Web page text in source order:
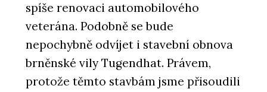
spíše renovaci automobilového
veterána. Podobně se bude
nepochybně odvíjet i stavební obnova
brněnské vily Tugendhat. Právem,
protože těmto stavbám jsme přisoudili